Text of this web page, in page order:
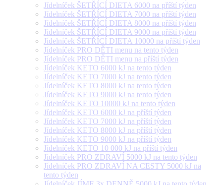
Jídelníček ŠETŘÍCÍ DIETA 6000 na příští týden
Jídelníček ŠETŘÍCÍ DIETA 7000 na příští týden
Jídelníček ŠETŘÍCÍ DIETA 8000 na příští týden
Jídelníček ŠETŘÍCÍ DIETA 9000 na příští týden
Jídelníček ŠETŘÍCÍ DIETA 10000 na příští týden
Jídelníček PRO DĚTI menu na tento týden
Jídelníček PRO DĚTI menu na příští týden
Jídelníček KETO 6000 kJ na tento týden
Jídelníček KETO 7000 kJ na tento týden
Jídelníček KETO 8000 kJ na tento týden
Jídelníček KETO 9000 kJ na tento týden
Jídelníček KETO 10000 kJ na tento týden
Jídelníček KETO 6000 kJ na příští týden
Jídelníček KETO 7000 kJ na příští týden
Jídelníček KETO 8000 kJ na příští týden
Jídelníček KETO 9000 kJ na příští týden
Jídelníček KETO 10 000 kJ na příští týden
Jídelníček PRO ZDRAVÍ 5000 kJ na tento týden
Jídelníček PRO ZDRAVÍ NA CESTY 5000 kJ na
tento týden